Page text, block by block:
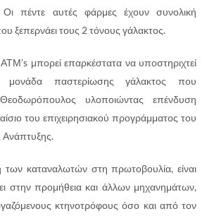
πέντε αυτές φάρμες έχουν συνολική
ξεπερνάει τους 2 τόνους γάλακτος.
μπορεί επαρκέστατα να υποστηριχτεί
παστερίωσης γάλακτος που
υλοποιώντας επένδυση
του επιχειρησιακού προγράμματος του
Ανάπτυξης.
των καταναλωτών στη πρωτοβουλία, είναι
στην προμήθεια και άλλων μηχανημάτων,
κτηνοτρόφους όσο και από τον